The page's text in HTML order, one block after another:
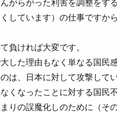
がらがった利害を調整をす
しています）の仕事ですか
負ければ大変です。
した理由もなく単なる国
は、日本に対して攻撃して
くなったことに対する国民
りの誤魔化しのために（そ